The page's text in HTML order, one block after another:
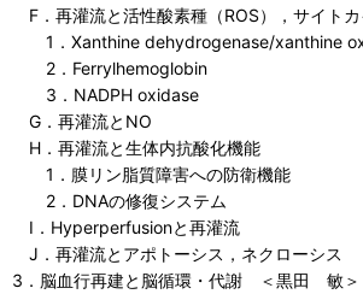
F．再灌流と活性酸素種（ROS），サイトカ
1．Xanthine dehydrogenase/xanthine
2．Ferrylhemoglobin
3．NADPH oxidase
G．再灌流とNO
H．再灌流と生体内抗酸化機能
1．膜リン脂質障害への防衛機能
2．DNAの修復システム
I．Hyperperfusionと再灌流
J．再灌流とアポトーシス，ネクローシス
3．脳血行再建と脳循環・代謝 ＜黒田 敏＞